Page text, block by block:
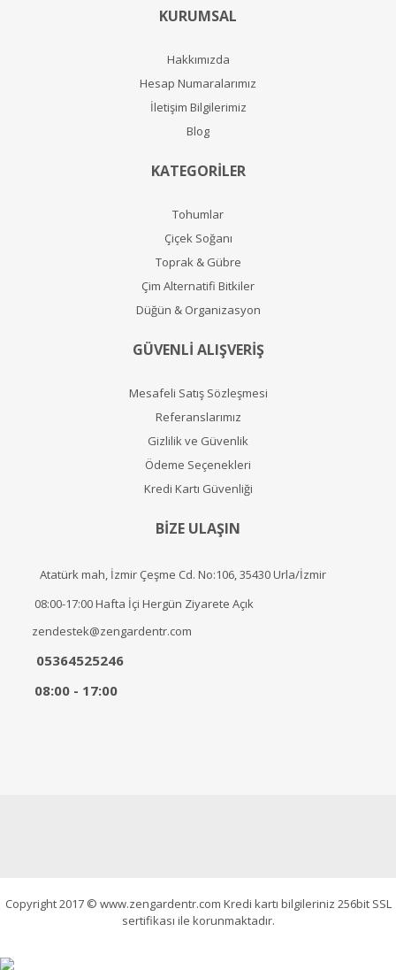
KURUMSAL
Hakkımızda
Hesap Numaralarımız
İletişim Bilgilerimiz
Blog
KATEGORİLER
Tohumlar
Çiçek Soğanı
Toprak & Gübre
Çim Alternatifi Bitkiler
Düğün & Organizasyon
GÜVENLİ ALIŞVERİŞ
Mesafeli Satış Sözleşmesi
Referanslarımız
Gizlilik ve Güvenlik
Ödeme Seçenekleri
Kredi Kartı Güvenliği
BİZE ULAŞIN
Atatürk mah, İzmir Çeşme Cd. No:106, 35430 Urla/İzmir
08:00-17:00 Hafta İçi Hergün Ziyarete Açık
zendestek@zengardentr.com
05364525246
08:00 - 17:00
Copyright 2017 © www.zengardentr.com Kredi kartı bilgileriniz 256bit SSL
sertifikası ile korunmaktadır.